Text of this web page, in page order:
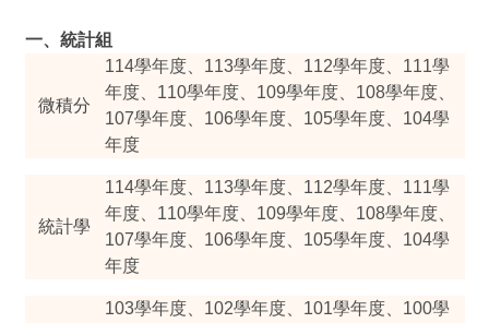
一、統計組
微積分
114學年度、 113學年度、 112學年度、 111學
年度、 110學年度、 109學年度、 108學年度、
107學年度、 106學年度、 105學年度、 104學
年度
統計學
114學年度、 113學年度、 112學年度、 111學
年度、 110學年度、 109學年度、 108學年度、
107學年度、 106學年度、 105學年度、 104學
年度
103學年度、 102學年度、 101學年度、 100學